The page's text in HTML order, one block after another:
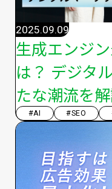
生成エンジ
は？ デジタ
たな潮流を
2025.09.09
#AI #SEO